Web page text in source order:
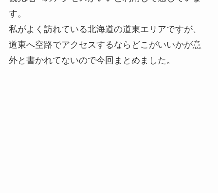
す。
私がよく訪れている北海道の道東エリアですが、
道東へ空路でアクセスするならどこがいいかが意
外と書かれてないので今回まとめました。